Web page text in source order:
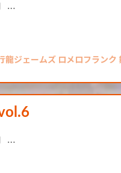
…
龍ジェームズ ロメロフランク
…